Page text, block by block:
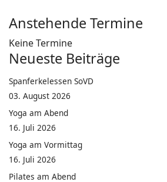
Anstehende Termine
Keine Termine
Neueste Beiträge
Spanferkelessen SoVD
03. August 2026
Yoga am Abend
16. Juli 2026
Yoga am Vormittag
16. Juli 2026
Pilates am Abend